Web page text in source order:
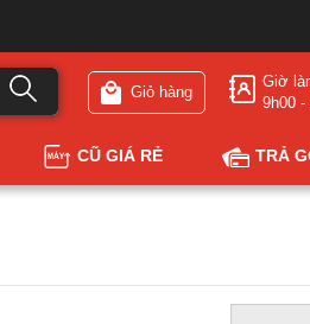
Giỏ hàng
Giờ
9h00 -
CŨ GIÁ RẺ TRẢ